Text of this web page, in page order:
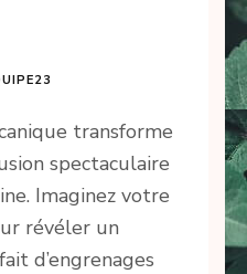
transforme
spectaculaire
Imaginez votre
révéler un
d’engrenages